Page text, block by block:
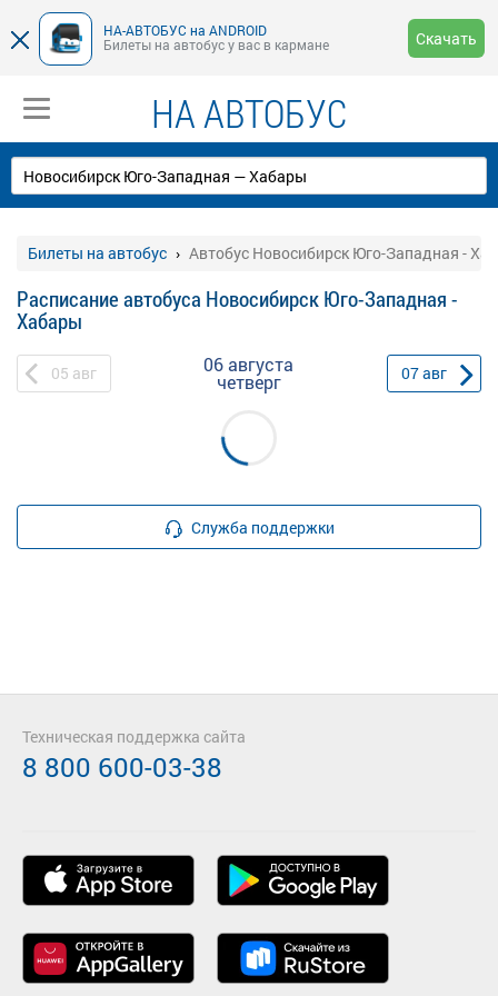
НА-АВТОБУС на ANDROID
Билеты на автобус у вас в кармане
Скачать
НА АВТОБУС
Билеты на автобус Автобус Новосибирск Юго-Западная -
Расписание автобуса Новосибирск Юго-Западная -
Хабары
05 авг 06 августа
четверг 07авг
Служба поддержки
Техническая поддержка сайта
8 800 600-03-38